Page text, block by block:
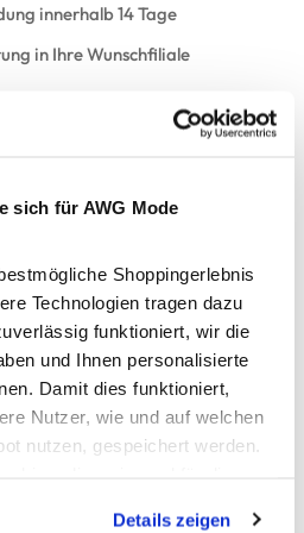
sich für AWG Mode
Shoppingerlebnis
Technologien tragen dazu
funktioniert, wir die
und Ihnen personalisierte
Damit dies funktioniert,
Nutzer, wie und auf welchen
nutzen, gespeichert werden.
Details zeigen
innerhalb 14 Tage
in Ihre Wunschfiliale
Gum
und seitlichen Druckknöpfen